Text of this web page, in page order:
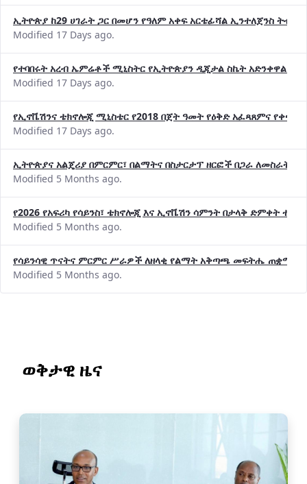
ኢትዮጵያ ከ29 ሀገራት ጋር በመሆን የዓለም አቀፍ አርቴፊሻል ኢንተለጀንስ
Modified 17 Days ago.
የተባበሩት አረብ ኤምሬቶች ሚኒስትር የኢትዮጵያን ዲጂታል ስኬት አድንቀዋል
Modified 17 Days ago.
የኢኖቬሽንና ቴክኖሎጂ ሚኒስቴር የ2018 በጀት ዓመት የዕቅድ አፈጻጸምና
Modified 17 Days ago.
ኢትዮጵያና አልጄሪያ በምርምር፣ በልማትና በስታርታፕ ዘርፎች በጋራ ለመስራት
Modified 5 Months ago.
የ2026 የአፍሪካ የሳይንስ፣ ቴክኖሎጂ እና ኢኖቬሽን ሳምንት በታላቅ ድምቀት
Modified 5 Months ago.
የሳይንሳዊ ጥናትና ምርምር ሥራዎች ለዘላቂ የልማት አቅጣጫ መፍትሔ ጠቋሚ
Modified 5 Months ago.
ወቅታዊ ዜና